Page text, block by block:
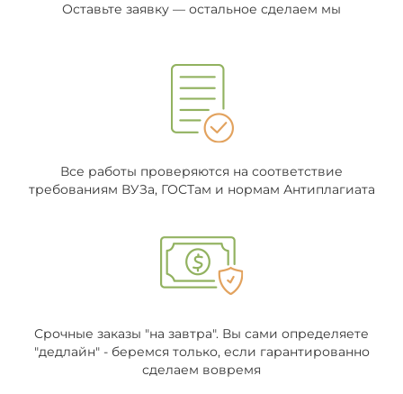
Оставьте заявку — остальное сделаем мы
Все работы проверяются на соответствие
требованиям ВУЗа, ГОСТам и нормам Антиплагиата
Срочные заказы "на завтра". Вы сами определяете
"дедлайн" - беремся только, если гарантированно
сделаем вовремя